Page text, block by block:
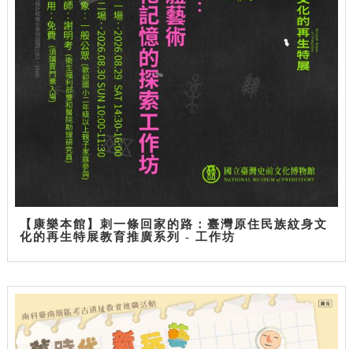
【康樂本館】刺一條回家的路：臺灣原住民族紋身文
化的再生特展教育推廣系列 - 工作坊